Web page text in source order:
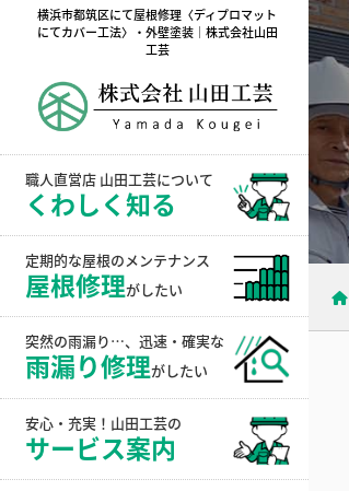
横浜市都筑区にて屋根修理〈ディプロマット
にてカバー工法〉・外壁塗装｜株式会社山田
工芸
職人直営店 山田工芸について
くわしく知る
定期的な屋根のメンテナンス
屋根修理がしたい
突然の雨漏り…、迅速・確実な
雨漏り修理がしたい
安心・充実！山田工芸の
サービス案内